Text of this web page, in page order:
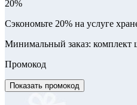
20%
Сэкономьте 20% на услуге
Минимальный заказ: комплект
Промокод
Показать промокод